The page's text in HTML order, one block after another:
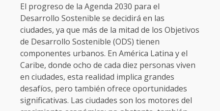
El progreso de la Agenda 2030 para el
Desarrollo Sostenible se decidirá en las
ciudades, ya que más de la mitad de los Objetivos
de Desarrollo Sostenible (ODS) tienen
componentes urbanos. En América Latina y el
Caribe, donde ocho de cada diez personas viven
en ciudades, esta realidad implica grandes
desafíos, pero también ofrece oportunidades
significativas. Las ciudades son los motores del